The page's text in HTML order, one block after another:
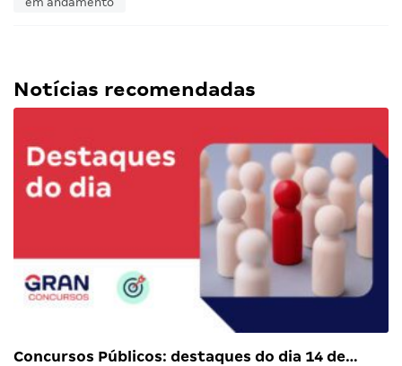
Notícias recomendadas
Concursos Públicos: destaques do dia 14 de…